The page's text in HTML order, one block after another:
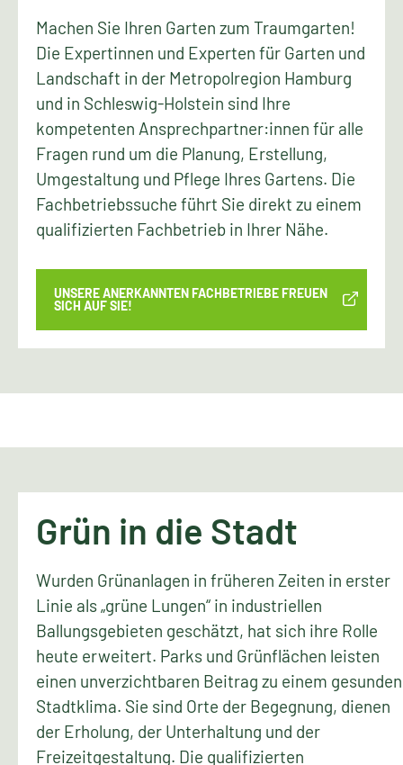
Machen Sie Ihren Garten zum Traumgarten!
Die Expertinnen und Experten für Garten und
Landschaft in der Metropolregion Hamburg
und in Schleswig-Holstein sind Ihre
kompetenten Ansprechpartner:innen für alle
Fragen rund um die Planung, Erstellung,
Umgestaltung und Pflege Ihres Gartens. Die
Fachbetriebssuche führt Sie direkt zu einem
qualifizierten Fachbetrieb in Ihrer Nähe.
UNSERE ANERKANNTEN FACHBETRIEBE FREUEN
SICH AUF SIE!
Grün in die Stadt
Wurden Grünanlagen in früheren Zeiten in erster
Linie als „grüne Lungen“ in industriellen
Ballungsgebieten geschätzt, hat sich ihre Rolle
heute erweitert. Parks und Grünflächen leisten
einen unverzichtbaren Beitrag zu einem gesunden
Stadtklima. Sie sind Orte der Begegnung, dienen
der Erholung, der Unterhaltung und der
Freizeitgestaltung. Die qualifizierten